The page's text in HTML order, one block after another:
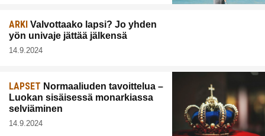
ARKI Valvottaako lapsi? Jo yhden
yön univaje jättää jälkensä
14.9.2024
LAPSET Normaaliuden tavoittelua –
Luokan sisäisessä monarkiassa
selviäminen
14.9.2024